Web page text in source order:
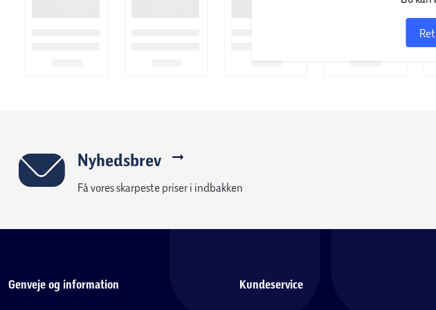
Nyhedsbrev
Få vores skarpeste priser i indbakken
Genveje og information Kundeservice